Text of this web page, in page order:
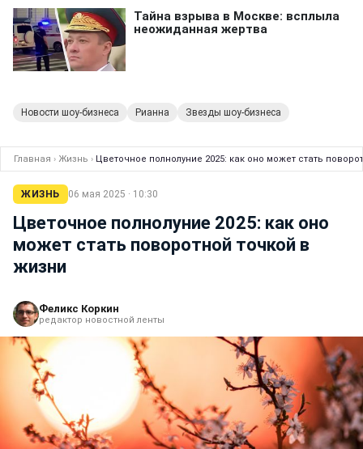
Новости шоу-бизнеса Рианна Звезды шоу-бизнеса
Главная › Жизнь › Цветочное полнолуние 2025: как оно может стать
ЖИЗНЬ 06 мая 2025 · 10:30
Цветочное полнолуние 2025: как оно
может стать поворотной точкой в
жизни
Феликс Коркин
редактор новостной ленты